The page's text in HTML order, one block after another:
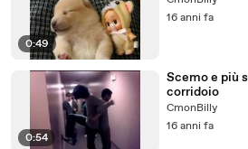
0:49
16 anni fa
0:54
Scemo e più
corridoio
CmonBilly
16 anni fa